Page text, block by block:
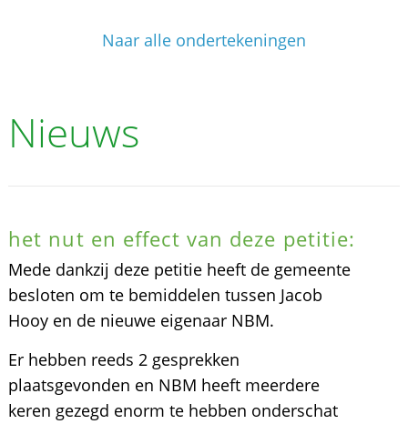
Naar alle ondertekeningen
Nieuws
het nut en effect van deze petitie:
Mede dankzij deze petitie heeft de gemeente
besloten om te bemiddelen tussen Jacob
Hooy en de nieuwe eigenaar NBM.
Er hebben reeds 2 gesprekken
plaatsgevonden en NBM heeft meerdere
keren gezegd enorm te hebben onderschat